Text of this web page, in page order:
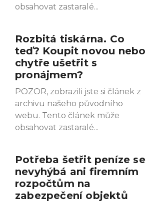
obsahovat zastaralé
Rozbitá tiskárna. Co
teď? Koupit novou nebo
chytře ušetřit s
pronájmem?
POZOR, zobrazili jste si článek z
archivu našeho původního
webu. Tento článek může
obsahovat zastaralé
Potřeba šetřit peníze se
nevyhýbá ani firemním
rozpočtům na
zabezpečení objektů